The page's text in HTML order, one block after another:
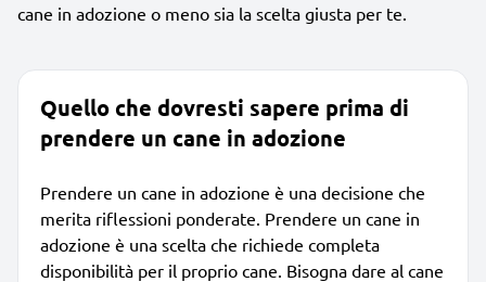
cane in adozione o meno sia la scelta giusta per te.
Quello che dovresti sapere prima di
prendere un cane in adozione
Prendere un cane in adozione è una decisione che
merita riflessioni ponderate. Prendere un cane in
adozione è una scelta che richiede completa
disponibilità per il proprio cane. Bisogna dare al cane